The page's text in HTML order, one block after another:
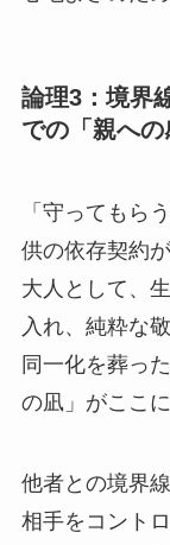
論理3：境界
での「親へ
「守ってもら
供の依存契約
大人として、
入れ、純粋な
同一化を葬っ
の凪」がここ
他者との境界
相手をコント